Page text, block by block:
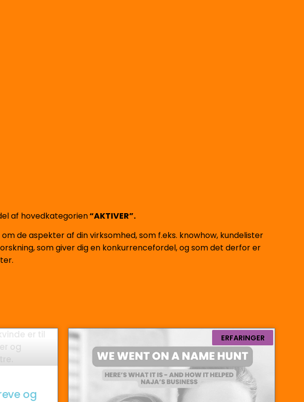
af hovedkategorien“AKTIVER”.
de aspekter af din virksomhed, som f.eks. knowhow, kundelister
som giver dig en konkurrencefordel, og som det derfor er
og
ERFARINGER